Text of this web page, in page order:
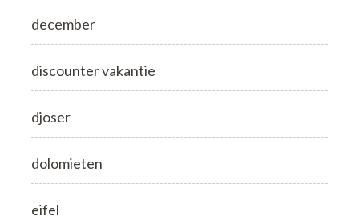
december
discounter vakantie
djoser
dolomieten
eifel